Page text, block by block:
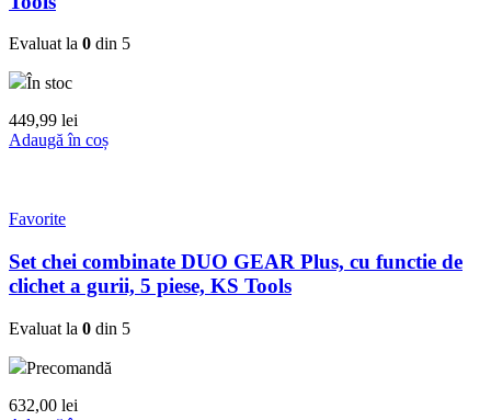
Evaluat la 0 din 5
În stoc
449,99 lei
Adaugă în coș
Favorite
Set chei combinate DUO GEAR Plus, cu functie de
clichet a gurii, 5 piese, KS Tools
Evaluat la 0 din 5
Precomandă
632,00 lei